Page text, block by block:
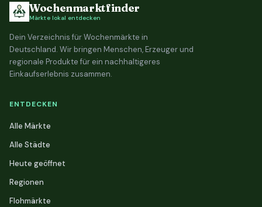
Wochenmarktfinder
Märkte lokal entdecken
Dein Verzeichnis für Wochenmärkte in
Deutschland. Wir bringen Menschen, Erzeuger und
regionale Produkte für ein nachhaltigeres
Einkaufserlebnis zusammen.
ENTDECKEN
Alle Märkte
Alle Städte
Heute geöffnet
Regionen
Flohmärkte